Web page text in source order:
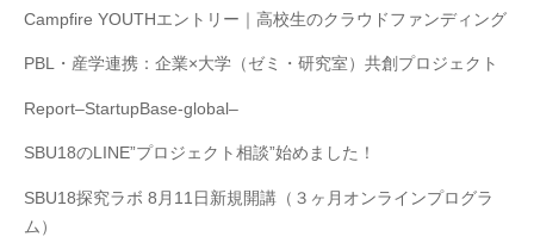
Campfire YOUTHエントリー｜高校生のクラウドファンディング
PBL・産学連携：企業×大学（ゼミ・研究室）共創プロジェクト
Report–StartupBase-global–
SBU18のLINE”プロジェクト相談”始めました！
SBU18探究ラボ 8月11日新規開講（３ヶ月オンラインプログラ
ム）